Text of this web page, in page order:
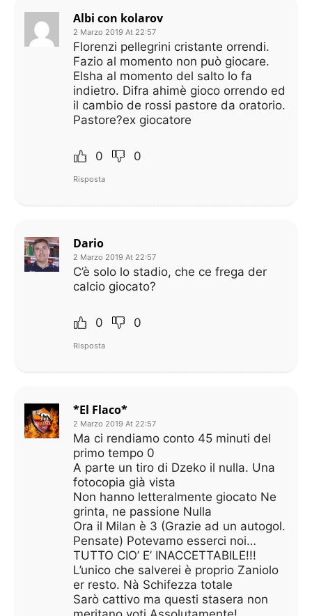
Albi con kolarov
2 Marzo 2019 At 22:57
Florenzi pellegrini cristante orrendi.
Fazio al momento non può giocare.
Elsha al momento del salto lo fa
indietro. Difra ahimè gioco orrendo ed
il cambio de rossi pastore da oratorio.
Pastore?ex giocatore
0 0
Risposta
Dario
2 Marzo 2019 At 22:57
C’è solo lo stadio, che ce frega der
calcio giocato?
0 0
Risposta
*El Flaco*
2 Marzo 2019 At 22:57
Ma ci rendiamo conto 45 minuti del
primo tempo 0
A parte un tiro di Dzeko il nulla. Una
fotocopia già vista
Non hanno letteralmente giocato Ne
grinta, ne passione Nulla
Ora il Milan è 3 (Grazie ad un autogol.
Pensate) Potevamo esserci noi…
TUTTO CIO’ E’ INACCETTABILE!!!
L’unico che salverei è proprio Zaniolo
er resto. Nà Schifezza totale
Sarò cattivo ma questi stasera non